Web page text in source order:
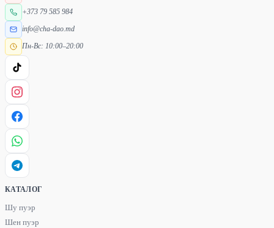
+373 79 585 984
info@cha-dao.md
Пн-Вс: 10:00–20:00
КАТАЛОГ
Шу пуэр
Шен пуэр